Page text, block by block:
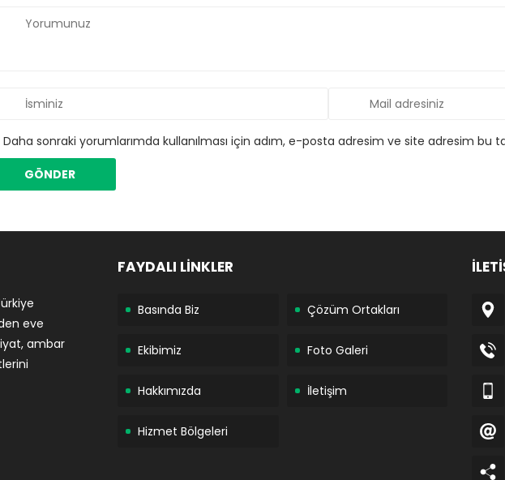
Daha sonraki yorumlarımda kullanılması için adım, e-posta adresim ve site adresim bu
eve
ambar
FAYDALI LİNKLER
Basında Biz Çözüm Ortakları
Ekibimiz Foto Galeri
Hakkımızda İletişim
Hizmet Bölgeleri